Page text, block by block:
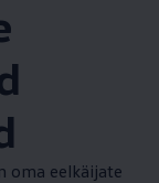
oma eelkäijate